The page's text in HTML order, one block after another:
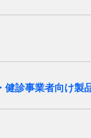
健診事業者向け製